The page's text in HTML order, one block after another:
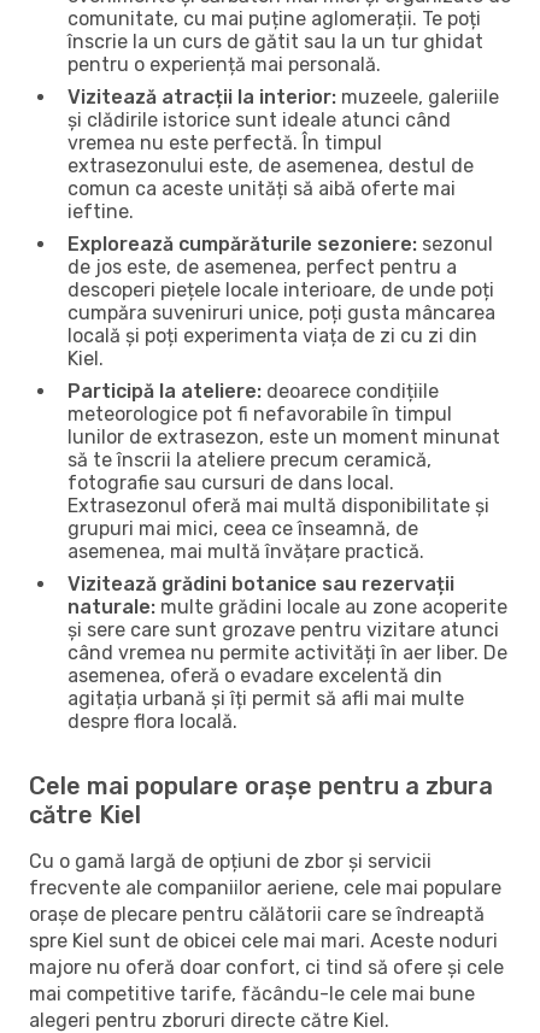
comunitate, cu mai puține aglomerații. Te poți
înscrie la un curs de gătit sau la un tur ghidat
pentru o experiență mai personală.
Vizitează atracții la interior: muzeele, galeriile
și clădirile istorice sunt ideale atunci când
vremea nu este perfectă. În timpul
extrasezonului este, de asemenea, destul de
comun ca aceste unități să aibă oferte mai
ieftine.
Explorează cumpărăturile sezoniere: sezonul
de jos este, de asemenea, perfect pentru a
descoperi piețele locale interioare, de unde poți
cumpăra suveniruri unice, poți gusta mâncarea
locală și poți experimenta viața de zi cu zi din
Kiel.
Participă la ateliere: deoarece condițiile
meteorologice pot fi nefavorabile în timpul
lunilor de extrasezon, este un moment minunat
să te înscrii la ateliere precum ceramică,
fotografie sau cursuri de dans local.
Extrasezonul oferă mai multă disponibilitate și
grupuri mai mici, ceea ce înseamnă, de
asemenea, mai multă învățare practică.
Vizitează grădini botanice sau rezervații
naturale: multe grădini locale au zone acoperite
și sere care sunt grozave pentru vizitare atunci
când vremea nu permite activități în aer liber. De
asemenea, oferă o evadare excelentă din
agitația urbană și îți permit să afli mai multe
despre flora locală.
Cele mai populare orașe pentru a zbura
către Kiel
Cu o gamă largă de opțiuni de zbor și servicii
frecvente ale companiilor aeriene, cele mai populare
orașe de plecare pentru călătorii care se îndreaptă
spre Kiel sunt de obicei cele mai mari. Aceste noduri
majore nu oferă doar confort, ci tind să ofere și cele
mai competitive tarife, făcându-le cele mai bune
alegeri pentru zboruri directe către Kiel.